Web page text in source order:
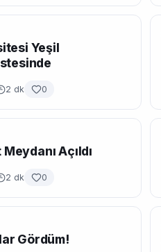
Yeşil
2 dk 0
Açıldı
2 dk 0
Gördüm!